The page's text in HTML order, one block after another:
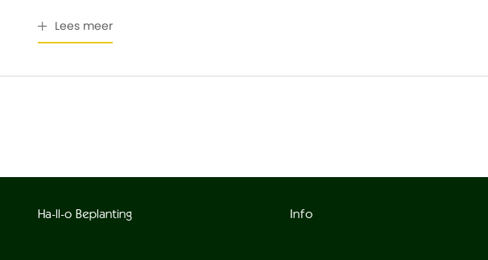
Lees meer
Ha-ll-o Beplanting Info